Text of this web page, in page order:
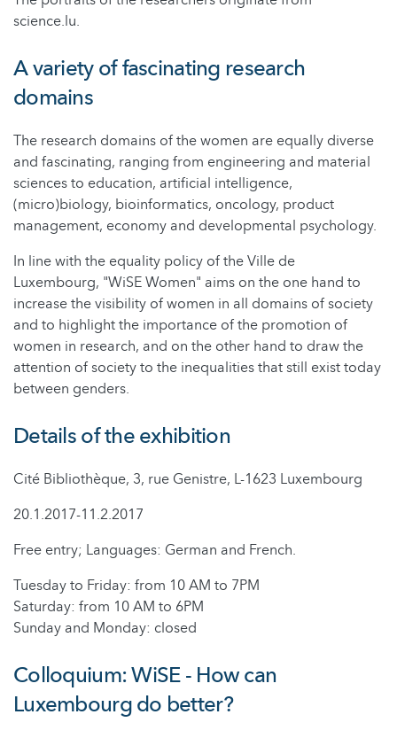
science.lu.
A variety of fascinating research
domains
The research domains of the women are equally diverse
and fascinating, ranging from engineering and material
sciences to education, artificial intelligence,
(micro)biology, bioinformatics, oncology, product
management, economy and developmental psychology.
In line with the equality policy of the Ville de
Luxembourg, "WiSE Women" aims on the one hand to
increase the visibility of women in all domains of society
and to highlight the importance of the promotion of
women in research, and on the other hand to draw the
attention of society to the inequalities that still exist today
between genders.
Details of the exhibition
Cité Bibliothèque, 3, rue Genistre, L-1623 Luxembourg
20.1.2017-11.2.2017
Free entry; Languages: German and French.
Tuesday to Friday: from 10 AM to 7PM
Saturday: from 10 AM to 6PM
Sunday and Monday: closed
Colloquium: WiSE - How can
Luxembourg do better?